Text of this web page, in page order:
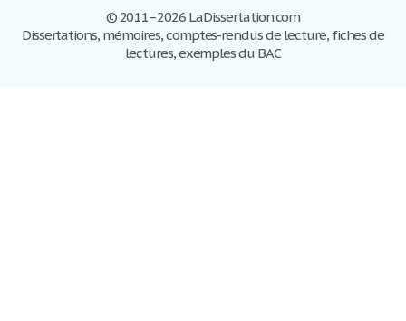
© 2011–2026 LaDissertation.com
Dissertations, mémoires, comptes-rendus de lecture, fiches de
lectures, exemples du BAC